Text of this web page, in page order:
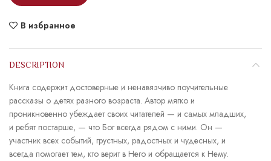
В избранное
DESCRIPTION
Книга содержит достоверные и ненавязчиво поучительные
рассказы о детях разного возраста. Автор мягко и
проникновенно убеждает своих читателей — и самых младших,
и ребят постарше, — что Бог всегда рядом с ними. Он —
участник всех событий, грустных, радостных и чудесных, и
всегда помогает тем, кто верит в Него и обращается к Нему.